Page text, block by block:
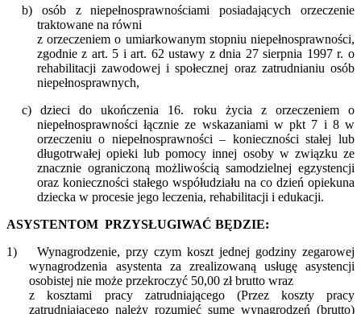
b) osób z niepełnosprawnościami posiadających orzeczenie
traktowane na równi
z orzeczeniem o umiarkowanym stopniu niepełnosprawności,
zgodnie z art. 5 i art. 62 ustawy z dnia 27 sierpnia 1997 r. o
rehabilitacji zawodowej i społecznej oraz zatrudnianiu osób
niepełnosprawnych,
c) dzieci do ukończenia 16. roku życia z orzeczeniem o
niepełnosprawności łącznie ze wskazaniami w pkt 7 i 8 w
orzeczeniu o niepełnosprawności – konieczności stałej lub
długotrwałej opieki lub pomocy innej osoby w związku ze
znacznie ograniczoną możliwością samodzielnej egzystencji
oraz konieczności stałego współudziału na co dzień opiekuna
dziecka w procesie jego leczenia, rehabilitacji i edukacji.
ASYSTENTOM PRZYSŁUGIWAĆ BĘDZIE:
1)
Wynagrodzenie, przy czym koszt jednej godziny zegarowej
wynagrodzenia asystenta za zrealizowaną usługę asystencji
osobistej nie może przekroczyć 50,00 zł brutto wraz
z kosztami pracy zatrudniającego (Przez koszty pracy
zatrudniającego należy rozumieć sumę wynagrodzeń (brutto)